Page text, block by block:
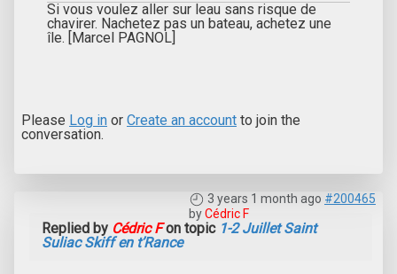
Si vous voulez aller sur leau sans risque de
chavirer. Nachetez pas un bateau, achetez une
île. [Marcel PAGNOL]
Please Log in or Create an account to join the
conversation.
3 years 1 month ago #200465
byCédric F
Replied by Cédric Fon topic 1-2 Juillet Saint
Suliac Skiff en t’Rance